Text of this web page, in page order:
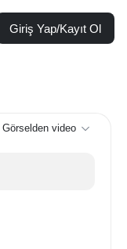
Giriş Yap/Kayıt Ol
Görselden video